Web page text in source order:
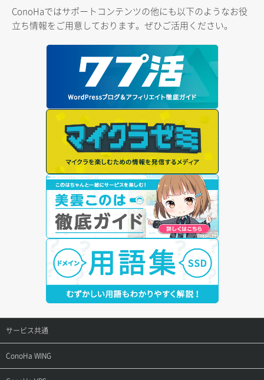
ConoHaではサポートコンテンツの他にも以下のようなお役
立ち情報をご用意しております。ぜひご活用ください。
サービス共通
サポートトップ
ご契約・お支払い
ConoHa WING